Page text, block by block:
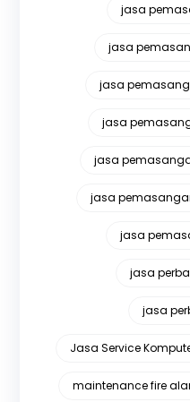
jasa
jasa
jasa
jasa
jasa
jasa
jasa
jasa
jasa
Jasa Service
maintenance fire